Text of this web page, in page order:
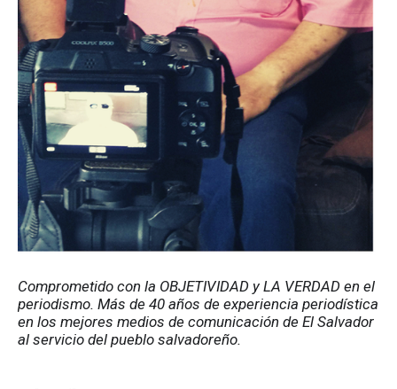
Comprometido con la OBJETIVIDAD y LA VERDAD en el
periodismo. Más de 40 años de experiencia periodística
en los mejores medios de comunicación de El Salvador
al servicio del pueblo salvadoreño.